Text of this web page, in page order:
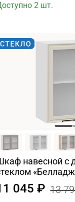
2 шт.
навесной c
045 13